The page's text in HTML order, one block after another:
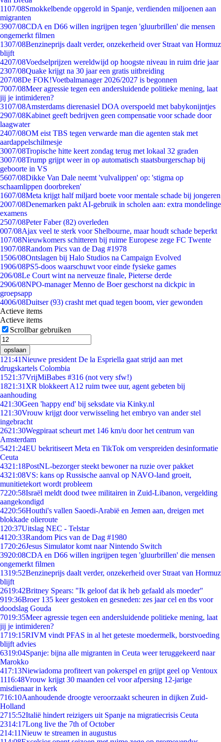
1107/08Smokkelbende opgerold in Spanje, verdienden miljoenen aan
migranten
3907/08CDA en D66 willen ingrijpen tegen 'gluurbrillen' die mensen
ongemerkt filmen
1307/08Benzineprijs daalt verder, onzekerheid over Straat van Hormuz
blijft
4207/08Voedselprijzen wereldwijd op hoogste niveau in ruim drie jaar
2307/08Quake krijgt na 30 jaar een gratis uitbreiding
207/08De FOK!Voetbalmanager 2026/2027 is begonnen
7007/08Meer agressie tegen een andersluidende politieke mening, laat
jij je intimideren?
3107/08Amsterdams dierenasiel DOA overspoeld met babykonijntjes
2907/08Kabinet geeft bedrijven geen compensatie voor schade door
laagwater
2407/08OM eist TBS tegen verwarde man die agenten stak met
aardappelschilmesje
3007/08Tropische hitte keert zondag terug met lokaal 32 graden
3007/08Trump grijpt weer in op automatisch staatsburgerschap bij
geboorte in VS
5607/08Dikke Van Dale neemt 'vulvalippen' op: 'stigma op
schaamlippen doorbreken'
1607/08Meta krijgt half miljard boete voor mentale schade bij jongeren
2007/08Denemarken pakt AI-gebruik in scholen aan: extra mondelinge
examens
2507/08Peter Faber (82) overleden
007/08Ajax veel te sterk voor Shelbourne, maar houdt schade beperkt
107/08Nieuwkomers schitteren bij ruime Europese zege FC Twente
1907/08Random Pics van de Dag #1978
1506/08Ontslagen bij Halo Studios na Campaign Evolved
1906/08PS5-doos waarschuwt voor einde fysieke games
206/08Le Court wint na nerveuze finale, Pieterse derde
2906/08NPO-manager Menno de Boer geschorst na dickpic in
groepsapp
4006/08Duitser (93) crasht met quad tegen boom, vier gewonden
Actieve items
Actieve items
Scrollbar gebruiken
opslaan
1 21:41Nieuwe president De la Espriella gaat strijd aan met
drugskartels Colombia
1521:37VrijMiBabes #316 (not very sfw!)
1821:31 XR blokkeert A12 ruim twee uur, agent gebeten bij
aanhouding
421:30Geen 'happy end' bij seksdate via Kinky.nl
1 21:30Vrouw krijgt door verwisseling het embryo van ander stel
ingebracht
2621:30Wegpiraat scheurt met 146 km/u door het centrum van
Amsterdam
5421:24EU bekritiseert Meta en TikTok om verspreiden desinformatie
Ceuta
4321:18PostNL-bezorger steekt bewoner na ruzie over pakket
4321:08VS: kans op Russische aanval op NAVO-land groeit,
munitietekort wordt probleem
7220:58Israël meldt dood twee militairen in Zuid-Libanon, vergelding
aangekondigd
4220:56Houthi's vallen Saoedi-Arabië en Jemen aan, dreigen met
blokkade olieroute
1 20:37Uitslag NEC - Telstar
41 20:33Random Pics van de Dag #1980
1720:26Jesus Simulator komt naar Nintendo Switch
3920:08CDA en D66 willen ingrijpen tegen 'gluurbrillen' die mensen
ongemerkt filmen
1319:52Benzineprijs daalt verder, onzekerheid over Straat van Hormuz
blijft
2619:42Britney Spears: "Ik geloof dat ik heb gefaald als moeder"
919:36Broer 135 keer gestoken en gesneden: zes jaar cel en tbs voor
doodslag Gouda
7019:35Meer agressie tegen een andersluidende politieke mening, laat
jij je intimideren?
1719:15RIVM vindt PFAS in al het geteste moedermelk, borstvoeding
blijft advies
6319:04Spanje: bijna alle migranten in Ceuta weer teruggekeerd naar
Marokko
417:13Niewiadoma profiteert van pokerspel en grijpt geel op Ventoux
1116:48Vrouw krijgt 30 maanden cel voor afpersing 12-jarige
misdienaar in kerk
716:10Aanhoudende droogte veroorzaakt scheuren in dijken Zuid-
Holland
2715:52Italië hindert reizigers uit Spanje na migratiecrisis Ceuta
2314:17Long live the 7th of October
214:11Nieuw te streamen in augustus